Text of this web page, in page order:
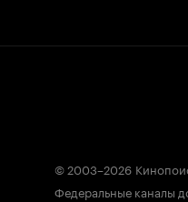
© 2003–2026
Федеральные каналы